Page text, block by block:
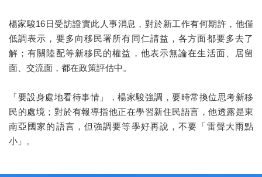
楊家駿16日受訪證實此人事消息，對於新工作有何期許，他僅
低調表示，要多向移民署所有同仁請益，各方面都要多去了
解；有關陸配等新移民的權益，他表示無論在生活面、居留
面、交流面，都在政策評估中。
「要設身處地看待事情」，楊家駿強調，要時常換位思考新移
民的處境；對於有報導指他正在學習新住民語言，他透露是東
南亞國家的語言，但強調要等學好再說，不要「雷聲大雨點
小」。